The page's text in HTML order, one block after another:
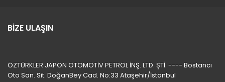
BİZE ULAŞIN
ÖZTÜRKLER JAPON OTOMOTİV PETROL İNŞ. LTD. ŞTİ. ---- Bostancı
Oto San. Sit. DoğanBey Cad. No:33 Ataşehir/İstanbul